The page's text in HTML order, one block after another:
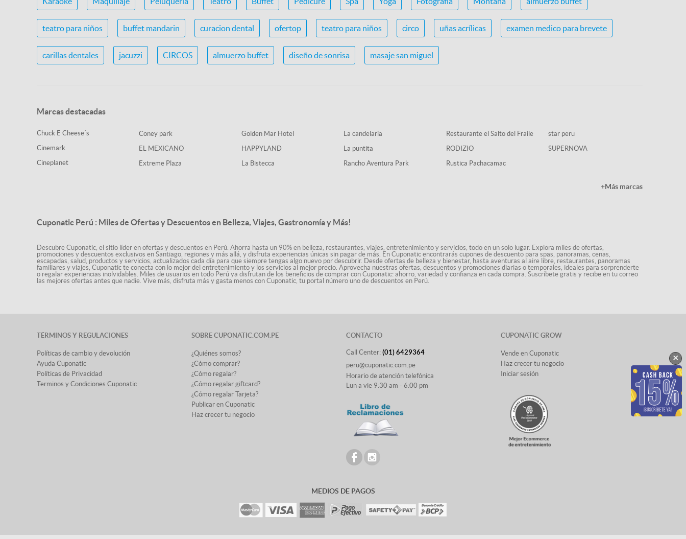
teatro para niños buffet mandarin curacion dental ofertop teatro para niños circo uñas acrílicas examen medico para brevete
carillas dentales jacuzzi CIRCOS almuerzo buffet diseño de sonrisa masaje san miguel
Marcas destacadas
Chuck E Cheese´s
Cinemark
Cineplanet
Coney park
EL MEXICANO
Extreme Plaza
Golden Mar Hotel
HAPPYLAND
La Bistecca
La candelaria
La puntita
Rancho Aventura Park
Restaurante el Salto del Fraile
RODIZIO
Rustica Pachacamac
star peru
SUPERNOVA
+Más marcas
Cuponatic Perú : Miles de Ofertas y Descuentos en Belleza, Viajes, Gastronomía y Más!
Descubre Cuponatic, el sitio líder en ofertas y descuentos en Perú. Ahorra hasta un 90% en belleza, restaurantes, viajes, entretenimiento y servicios, todo en un solo lugar. Explora miles de ofertas,
promociones y descuentos exclusivos en Santiago, regiones y más allá, y disfruta experiencias únicas sin pagar de más. En Cuponatic encontrarás cupones de descuento para spas, panoramas, cenas,
escapadas, salud, productos y servicios, actualizados cada día para que siempre tengas algo nuevo por descubrir. Desde ofertas de belleza y bienestar, hasta aventuras al aire libre, restaurantes, panoramas
familiares y viajes, Cuponatic te conecta con lo mejor del entretenimiento y los servicios al mejor precio. Aprovecha nuestras ofertas, descuentos y promociones diarias o temporales, ideales para sorprenderte
o regalar experiencias inolvidables. Miles de usuarios en todo Perú ya disfrutan de los beneficios de comprar con Cuponatic: ahorro, variedad y confianza en cada compra. Suscríbete gratis y recibe en tu correo
las mejores ofertas antes que nadie. Vive más, disfruta más y gasta menos con Cuponatic, tu portal número uno de descuentos en Perú.
TÉRMINOS Y REGULACIONES
Políticas de cambio y devolución
Ayuda Cuponatic
Políticas de Privacidad
Terminos y Condiciones Cuponatic
SOBRE CUPONATIC.COM.PE
¿Quiénes somos?
¿Cómo comprar?
¿Cómo regalar?
¿Cómo regalar giftcard?
¿Cómo regalar Tarjeta?
Publicar en Cuponatic
Haz crecer tu negocio
CONTACTO
Call Center: (01) 6429364
peru@cuponatic.com.pe
Horario de atención telefónica
Lun a vie 9:30 am - 6:00 pm
CUPONATIC GROW
Vende en Cuponatic
Haz crecer tu negocio
Iniciar sesión
MEDIOS DE PAGOS
×